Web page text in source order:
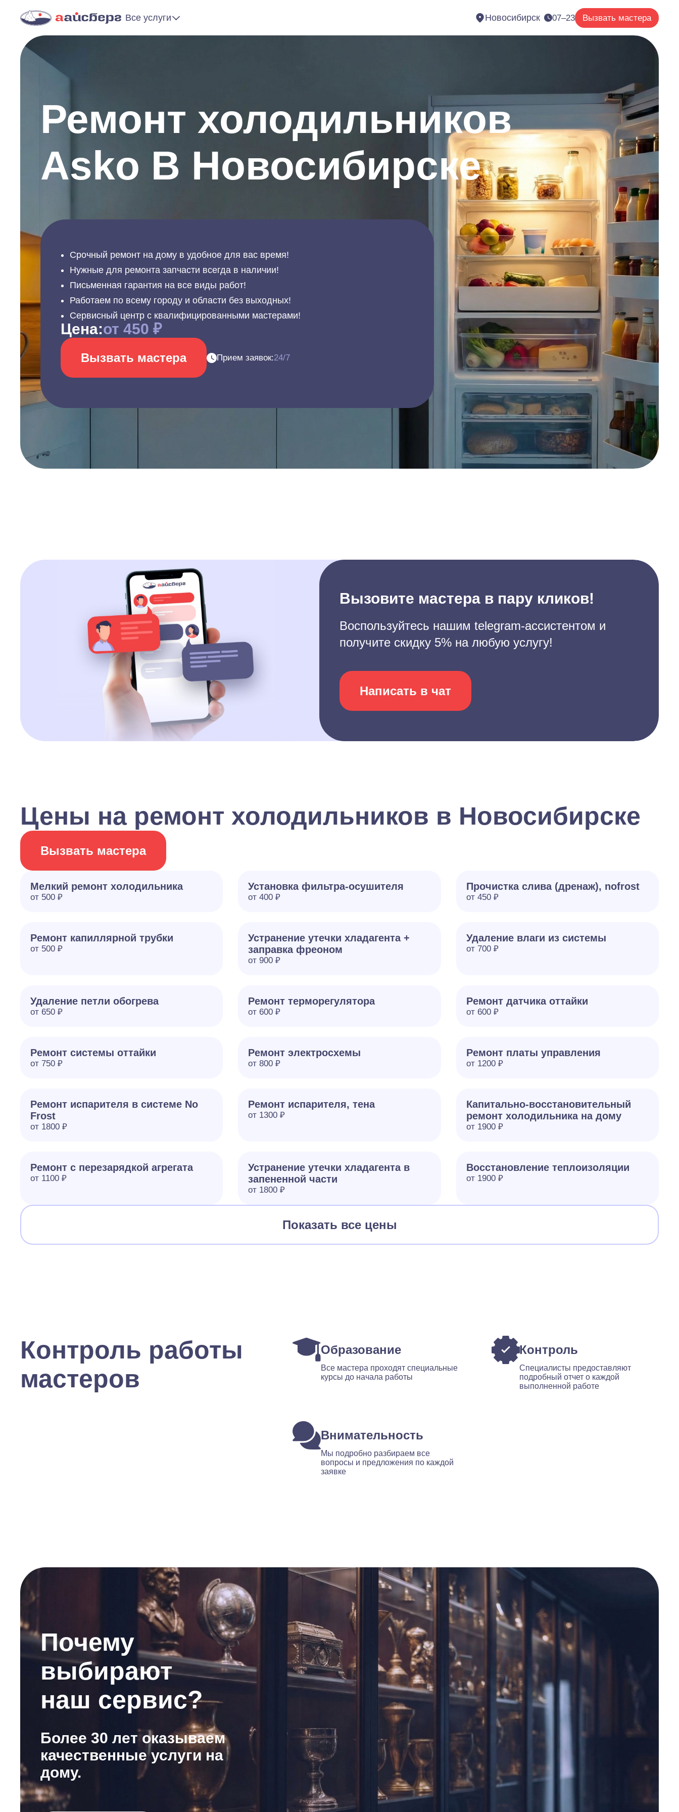
Все услуги Новосибирск 07–23 Вызвать мастера
Ремонт холодильников
Asko В Новосибирске
Срочный ремонт на дому в удобное для вас время!
Нужные для ремонта запчасти всегда в наличии!
Письменная гарантия на все виды работ!
Работаем по всему городу и области без выходных!
Сервисный центр с квалифицированными мастерами!
Цена:от 450 ₽
Вызвать мастера Прием заявок:24/7
Вызовите мастера в пару кликов!
Воспользуйтесь нашим telegram-ассистентом и
получите скидку 5% на любую услугу!
Написать в чат
Цены на ремонт холодильников в Новосибирске
Вызвать мастера
Мелкий ремонт холодильника
от 500 ₽
Установка фильтра-осушителя
от 400 ₽
Прочистка слива (дренаж), nofrost
от 450 ₽
Ремонт капиллярной трубки
от 500 ₽
Устранение утечки хладагента +
заправка фреоном
от 900 ₽
Удаление влаги из системы
от 700 ₽
Удаление петли обогрева
от 650 ₽
Ремонт терморегулятора
от 600 ₽
Ремонт датчика оттайки
от 600 ₽
Ремонт системы оттайки
от 750 ₽
Ремонт электросхемы
от 800 ₽
Ремонт платы управления
от 1200 ₽
Ремонт испарителя в системе No
Frost
от 1800 ₽
Ремонт испарителя, тена
от 1300 ₽
Капитально-восстановительный
ремонт холодильника на дому
от 1900 ₽
Ремонт с перезарядкой агрегата
от 1100 ₽
Устранение утечки хладагента в
запененной части
от 1800 ₽
Восстановление теплоизоляции
от 1900 ₽
Показать все цены
Контроль работы
мастеров
Образование
Все мастера проходят специальные
курсы до начала работы
Контроль
Специалисты предоставляют
подробный отчет о каждой
выполненной работе
Внимательность
Мы подробно разбираем все
вопросы и предложения по каждой
заявке
Почему
выбирают
наш сервис?
Более 30 лет оказываем
качественные услуги на
дому.